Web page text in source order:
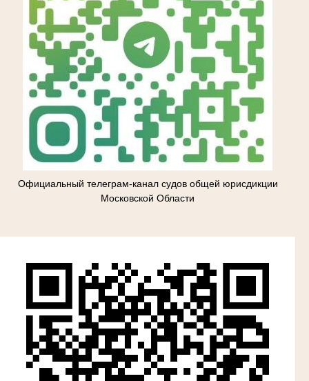
Официальный телеграм-канал судов общей юрисдикции
Московской Области